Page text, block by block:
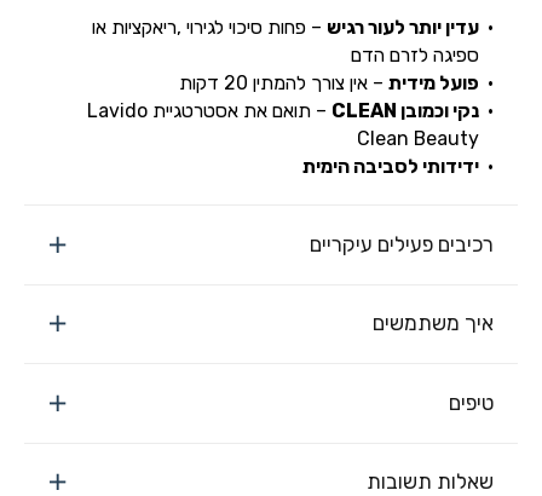
עדין יותר לעור רגיש – פחות סיכוי לגירוי ,ריאקציות או
ספיגה לזרם הדם
פועל מידית– אין צורך להמתין 20 דקות
נקי וכמובן
– תואם את אסטרטגיית Lavido
Clean Beauty
ידידותי לסביבה הימית
רכיבים פעילים עיקריים
איך משתמשים
טיפים
שאלות תשובות